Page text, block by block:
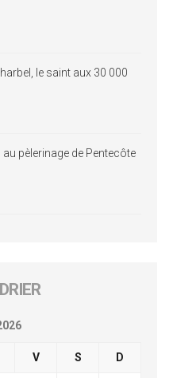
le saint aux 30 000
pèlerinage de Pentecôte
V S D